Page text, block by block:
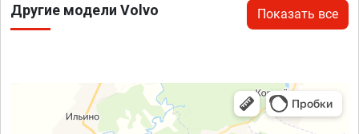
Другие модели Volvo Показать все